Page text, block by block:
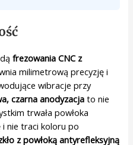
frezowania CNC z
milimetrową precyzję i
wibracje przy
czarna anodyzacja to nie
trwała powłoka
i nie traci koloru po
z powłoką antyrefleksyjną